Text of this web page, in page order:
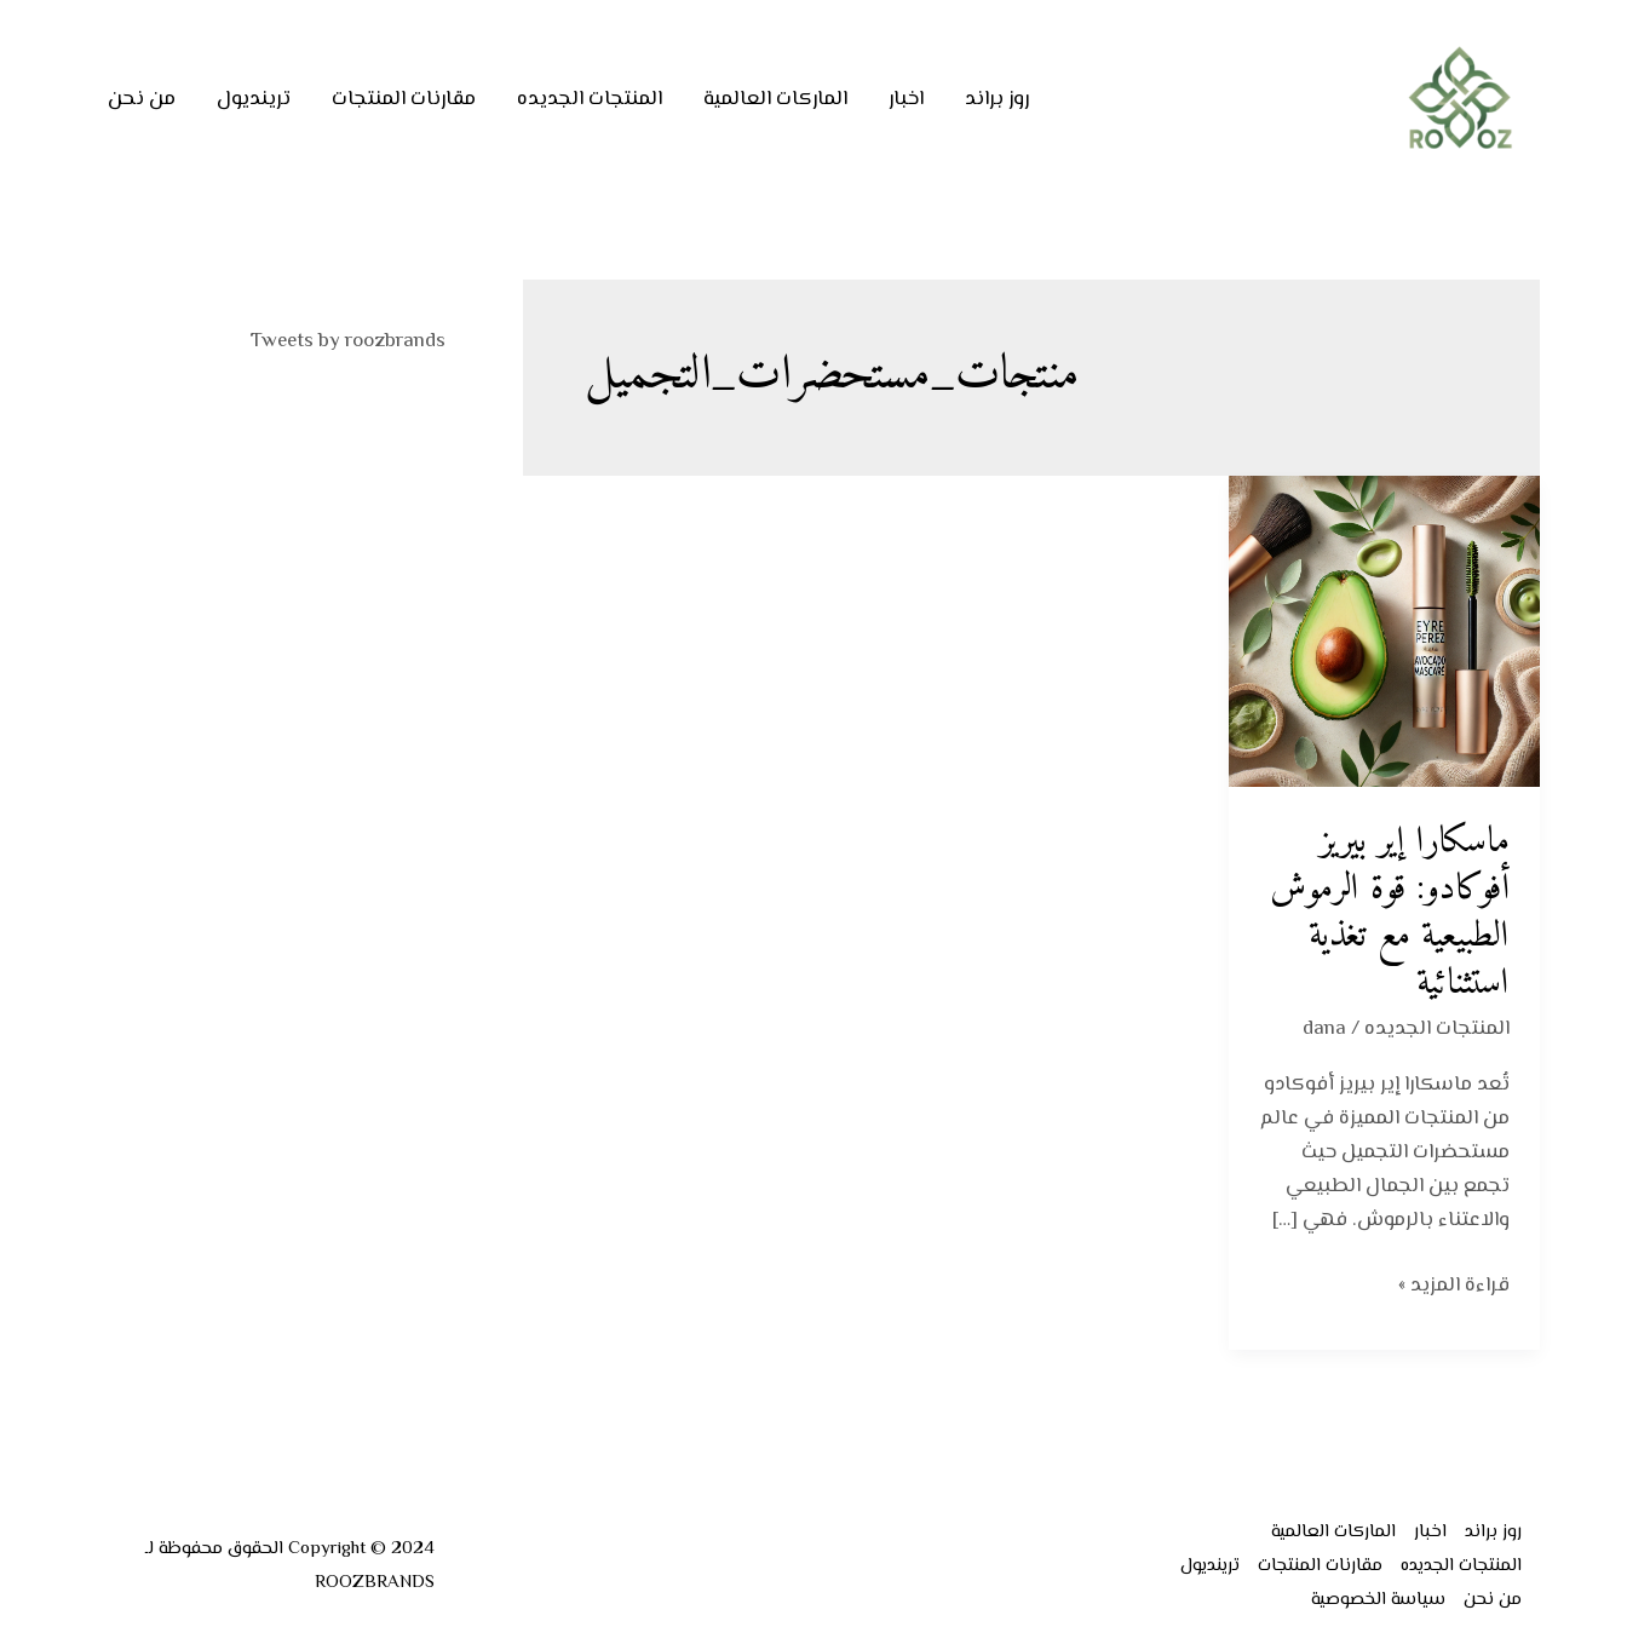
روز براند اخبار الماركات العالمية المنتجات الجديده مقارنات المنتجات ترينديول من نحن
منتجات_مستحضرات_التجميل
ماسكارا إير بيريز
أفوكادو: قوة الرموش
الطبيعية مع تغذية
استثنائية
المنتجات الجديده/
dana
تُعد ماسكارا إير بيريز أفوكادو
من المنتجات المميزة في عالم
مستحضرات التجميل حيث
تجمع بين الجمال الطبيعي
والاعتناء بالرموش. فهي […]
ماسكارا
إير
بيريز
أفوكادو:
قوة
الرموش
الطبيعية
مع
تغذية
استثنائية
قراءة المزيد »
Tweets by roozbrands
روز براند اخبار
الماركات العالمية
المنتجات الجديده
مقارنات المنتجات
ترينديول
من نحن
سياسة الخصوصية
Copyright © 2024 الحقوق محفوظة لـ
ROOZBRANDS